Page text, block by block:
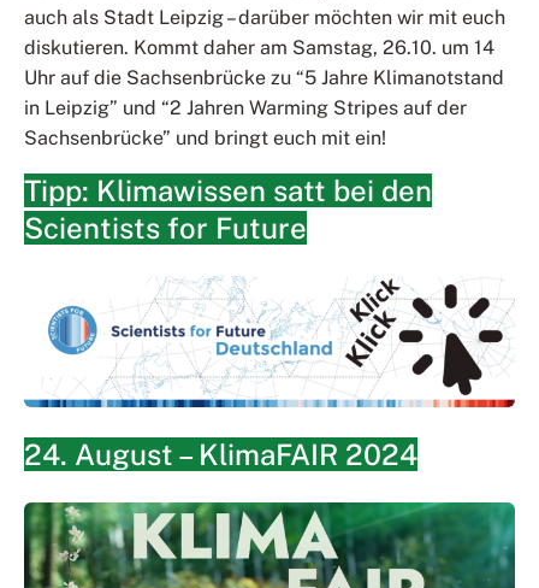
auch als Stadt Leipzig – darüber möchten wir mit euch
diskutieren. Kommt daher am Samstag, 26.10. um 14
Uhr auf die Sachsenbrücke zu “5 Jahre Klimanotstand
in Leipzig” und “2 Jahren Warming Stripes auf der
Sachsenbrücke” und bringt euch mit ein!
Tipp: Klimawissen satt bei den
Scientists for Future
24. August – KlimaFAIR 2024